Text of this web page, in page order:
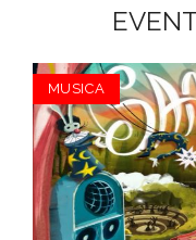
MUSICA